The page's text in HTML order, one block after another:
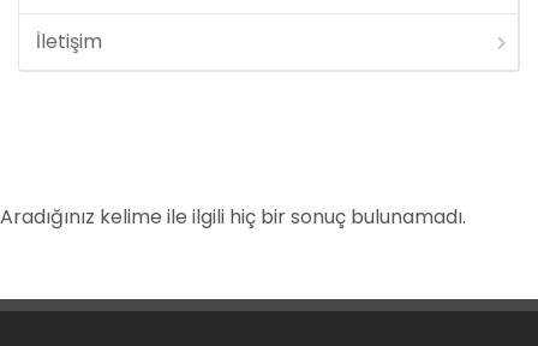
İletişim
Aradığınız kelime ile ilgili hiç bir sonuç bulunamadı.